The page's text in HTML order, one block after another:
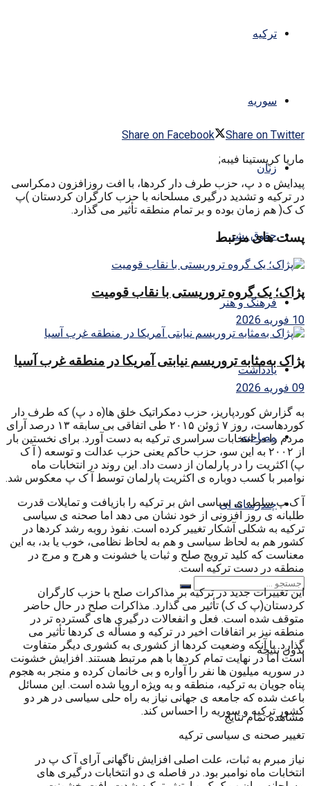
ترکیه
سوریه
زنان
حقوق بشر
فرهنگ و هنر
یادداشت
مصاحبه
چندرسانه ای
بدون نتیجه
مشاهده تمام نتایج
Share on Facebook
Share on Twitter
ماریا کریستینا فیبه;
پیدایش ه د پ، حزب طرف دار کردها، با افت روزافزون دمکراسی
در ترکیه و تشدید درگیری مسلحانه با حزب کارگران کردستان )پ
ک ک( هم زمان بوده و بر تمام منطقه تأثیر می گذارد.
پست های مرتبط
پژاک؛ یک گروه تروریستی با نقاب قومیت
10 فوریه 2026
پژاک به‌مثابه تروریسم نیابتی آمریکا در منطقه غرب آسیا
09 فوریه 2026
به گزارش کوردپاریز، حزب دمکراتیک خلق ها(ه د پ) که طرف دار
کوردهاست، روز ۷ ژوئن ۲۰۱۵ طی اتفاقی بی سابقه ۱۳ درصد آرای
مردم را در انتخابات سراسری ترکیه به دست آورد. برای نخستین بار
از ۲۰۰۲ به این سو، حزب حاکم یعنی حزب عدالت و توسعه ( آ ک
پ) اکثریت را در پارلمان از دست داد. این روند در انتخابات ماه
نوامبر با کسب دوباره ی اکثریت پارلمان توسط آ ک پ معکوس شد.
آ ک پ سلطه ی سیاسی اش بر ترکیه را بازیافت و تمایلات قدرت
طلبانه ی روز افزونی از خود نشان می دهد اما صحنه ی سیاسی
ترکیه به شکلی آشکار تغییر کرده است. نفوذ روبه رشد کردها در
کشور هم به لحاظ سیاسی و هم به لحاظ نظامی، خوب یا بد، به این
معناست که کلید ترویج صلح و ثبات یا خشونت و هرج و مرج در
منطقه در دست ترکیه است.
این تغییرات جدید در ترکیه بر مذاکرات صلح با حزب کارگران
کردستان(پ ک ک) تأثیر می گذارد. مذاکرات صلح در حال حاضر
متوقف شده است. فعل و انفعالات درگیری های گسترده تر در
منطقه نیز بر اتفافات اخیر در ترکیه و مسأله ی کردها تأثیر می
گذارد. با آنکه وضعیت کردها از کشوری به کشوری دیگر متفاوت
است اما در نهایت تمام کردها با هم مرتبط هستند. افزایش خشونت
در سوریه میلیون ها نفر را آواره و بی خانمان کرده و منجر به هجوم
پناه جویان به ترکیه، منطقه و به ویژه اروپا شده است. این مسائل
باعث شده که جامعه ی جهانی نیاز به راه حلی سیاسی در هر دو
کشور ترکیه و سوریه را احساس کند.
تغییر صحنه ی سیاسی ترکیه
نیاز مبرم به ثبات، علت اصلی افزایش ناگهانی آرای آ ک پ در
انتخابات ماه نوامبر بود. در فاصله ی دو انتخابات درگیری های